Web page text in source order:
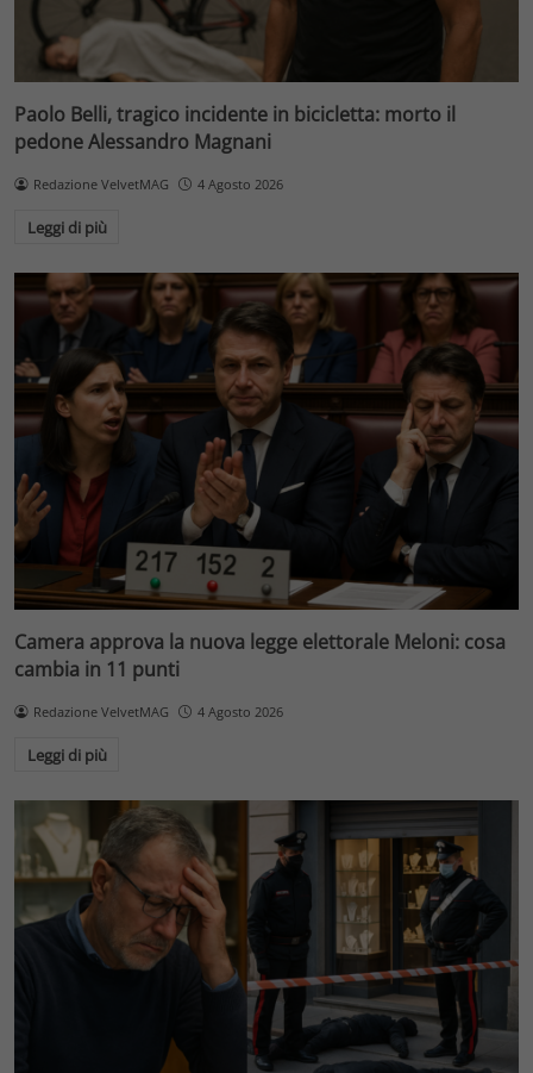
Paolo Belli, tragico incidente in bicicletta: morto il
pedone Alessandro Magnani
Redazione VelvetMAG 4 Agosto 2026
Leggi di più
Camera approva la nuova legge elettorale Meloni: cosa
cambia in 11 punti
Redazione VelvetMAG 4 Agosto 2026
Leggi di più